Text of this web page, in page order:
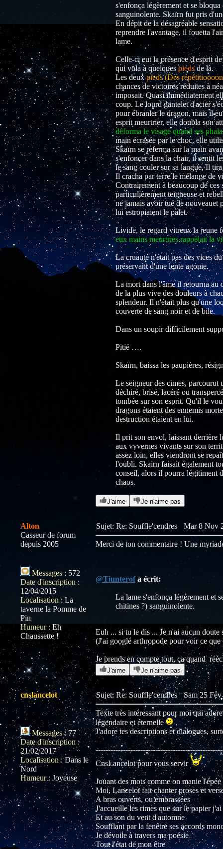
s'enfonça légèrement et se
sanguinolente. Skaïrn fut pris
En dépit de la désagréable
reprendre l'avantage, il fouetta
lame.
Celle-ci eut la présence d'esprit
qui vola à quelques pieds de là.
Les deuxpieds (Des
chances de victoires réduites à
imposait. Quasi immédiatement
coup. Le lourd gantelet d'acier
pour ébranler le dragon, mais il
esprit meurtrier, elle doubla son
déforma le visage quand ses
main écrasée par le choc, elle
Skaïrn se referma sur la main
s'enfoncer dans la chair, il sentit
le sang couler sur sa langue. Il
Il cracha par terre le mélange de
Contrairement à beaucoup de
particulièrement teigneuse et
ne jamais avoir tué de nouveauet
lui estropiaient le palet.
Livide, le regard vitreux la jeune
eux mains meurtries rappelait la
La cruauté n'était pas des vices
préservant d'une lente agonie.
La mort dans l'âme il retourna au
de la plus vive des douleurs à
splendeur. Il n'était plus qu'une
couverte de sang noir et de bile.
Dans un soupir difficilement
Pitié ….
Skaïrn, baissa les paupières,
Le seigneur des cimes, parcourut
déchiré, brisé, lacéré ou
tombée sur son esprit. Qu'il le
dragons étaient des ennemis
destruction étaient en lui.
Il prit son envol, laissant derrière
aux vyvernes vivants sur son
assez loin, elles viendront se
l'oubli. Skairn faisait également
conseil, alors il pourra légitiment
chaos.
J'aime Je n'aime pas
Alton
Casseur de forum
depuis 2005
Messages : 572
Date d'inscription :
12/04/2015
Localisation : La
taverne la Pomme de
Pin
Humeur: Eh
Chaussette !
Sujet: Re: Souffle'cendres Mar 8 Nov
Merci de ton commentaire ! Une
@Tiunterofa écrit:
La lame s'enfonça légèrement et
chitines ?) sanguinolente.
Euh ... si tu le dis ... Je n'ai aucun
(J'ai googlé arthropode pour voir ce
Je prends en compte tout, ça quand
J'aime Je n'aime pas
cnslancelot
Messages :77
Date d'inscription :
21/02/2017
Localisation:Dans le
Nord
Humeur: Joyeuse
Sujet: Re: Souffle'cendresSam 25
Texte très intéressant pour moi qui
légendaire et éternelle
J'adore tes descriptions et dialogues,
CnsLancelot pour vous servir
Jouant des mots comme on manie l'épée
Moi, Lancelot fait chanter proses et
A bras ouverts, ou embrassées
J'accueille les rimes que sur le papier j'ai
Et au son du vent d'automne
Soufflant par la fenêtre ses accords
Je dévoile à travers ma poésie
Tout l'état de mon être